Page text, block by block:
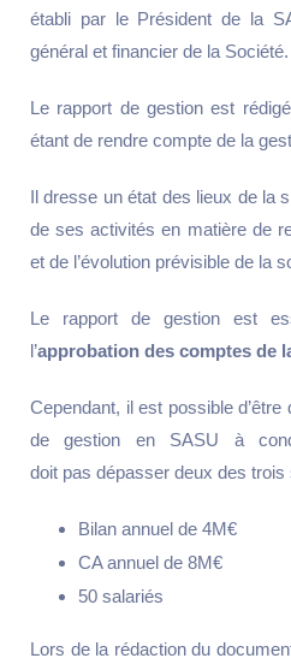
établi par le Président de la
général et financier de la Société.
Le rapport de gestion est
étant de rendre compte de la
Il dresse un état des lieux de la
de ses activités en matière de
et de l’évolution prévisible de la
Le rapport de gestion est
l’approbation des comptes de
Cependant, il est possible d’être
de gestion en SASU à
doit pas dépasser deux des
Bilan annuel de 4M€
CA annuel de 8M€
50 salariés
Lors de la rédaction du